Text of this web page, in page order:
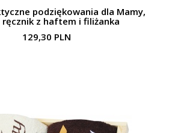
podziękowania dla Mamy,
z haftem i filiżanka
129,30 PLN